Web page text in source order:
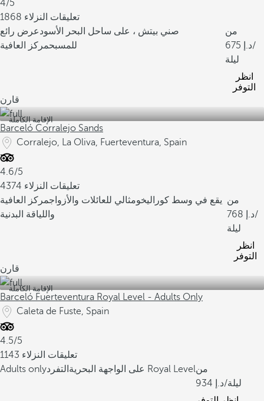
4/5
1868 تعليقات النزلاء
صني بيتش ، على ساحل البحر الأسودعرض رائع
للمسبحمركز العافية
من
675
/
ليلة
انظر
التوفر
قارن
الإقامة الكاملة
Barceló Corralejo Sands
Corralejo, La Oliva, Fuerteventura, Spain
4.6/5
4374 تعليقات النزلاء
يقع في وسط كوراليخومثالي للعائلات والأزواجمركز العافية
واللياقة البدنية
من
768
/
ليلة
انظر
التوفر
قارن
الإقامة الكاملة
Barceló Fuerteventura Royal Level - Adults Only
Caleta de Fuste, Spain
4.5/5
1143 تعليقات النزلاء
Adults only
على الواجهة البحرية التفرد Royal Levelمن
934
/ليلة